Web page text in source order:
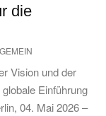
die
Vision und der
Einführung
04. Mai 2026 –